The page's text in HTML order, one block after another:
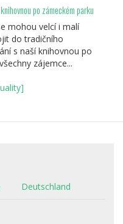
po zámeckém parku
mohou velcí i malí
do tradičního
s naší knihovnou po
zájemce...
Deutschland